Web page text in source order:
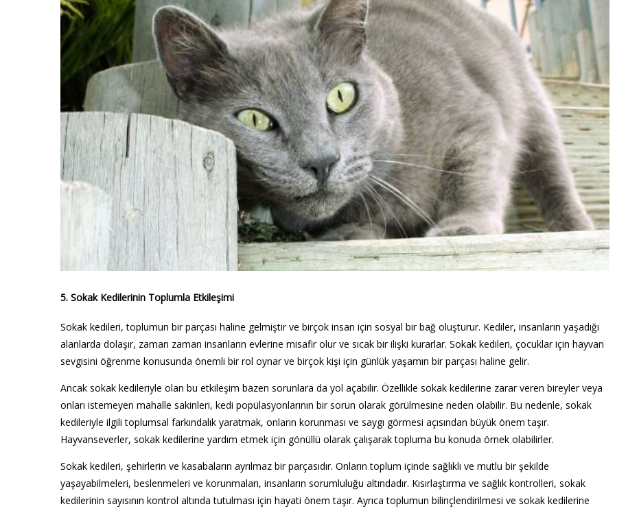
5. Sokak Kedilerinin Toplumla Etkileşimi
Sokak kedileri, toplumun bir parçası haline gelmiştir ve birçok insan için sosyal bir bağ oluşturur. Kediler, insanların yaşadığı
alanlarda dolaşır, zaman zaman insanların evlerine misafir olur ve sıcak bir ilişki kurarlar. Sokak kedileri, çocuklar için hayvan
sevgisini öğrenme konusunda önemli bir rol oynar ve birçok kişi için günlük yaşamın bir parçası haline gelir.
Ancak sokak kedileriyle olan bu etkileşim bazen sorunlara da yol açabilir. Özellikle sokak kedilerine zarar veren bireyler veya
onları istemeyen mahalle sakinleri, kedi popülasyonlarının bir sorun olarak görülmesine neden olabilir. Bu nedenle, sokak
kedileriyle ilgili toplumsal farkındalık yaratmak, onların korunması ve saygı görmesi açısından büyük önem taşır.
Hayvanseverler, sokak kedilerine yardım etmek için gönüllü olarak çalışarak topluma bu konuda örnek olabilirler.
Sokak kedileri, şehirlerin ve kasabaların ayrılmaz bir parçasıdır. Onların toplum içinde sağlıklı ve mutlu bir şekilde
yaşayabilmeleri, beslenmeleri ve korunmaları, insanların sorumluluğu altındadır. Kısırlaştırma ve sağlık kontrolleri, sokak
kedilerinin sayısının kontrol altında tutulması için hayati önem taşır. Ayrıca toplumun bilinçlendirilmesi ve sokak kedilerine